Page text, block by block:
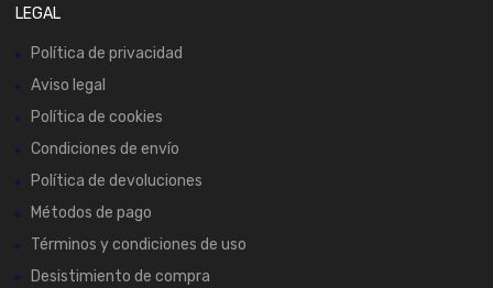
LEGAL
Política de privacidad
Aviso legal
Política de cookies
Condiciones de envío
Política de devoluciones
Métodos de pago
Términos y condiciones de uso
Desistimiento de compra